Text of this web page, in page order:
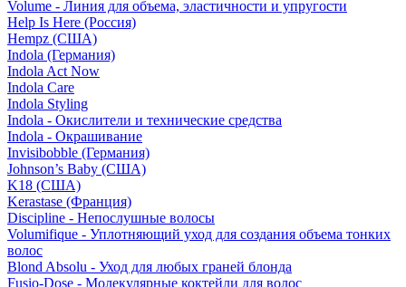
Volume - Линия для объема, эластичности и упругости
Help Is Here (Россия)
Hempz (США)
Indola (Германия)
Indola Act Now
Indola Care
Indola Styling
Indola - Окислители и технические средства
Indola - Окрашивание
Invisibobble (Германия)
Johnson’s Baby (США)
K18 (США)
Kerastase (Франция)
Discipline - Непослушные волосы
Volumifique - Уплотняющий уход для создания объема тонких
волос
Blond Absolu - Уход для любых граней блонда
Fusio-Dose - Молекулярные коктейли для волос